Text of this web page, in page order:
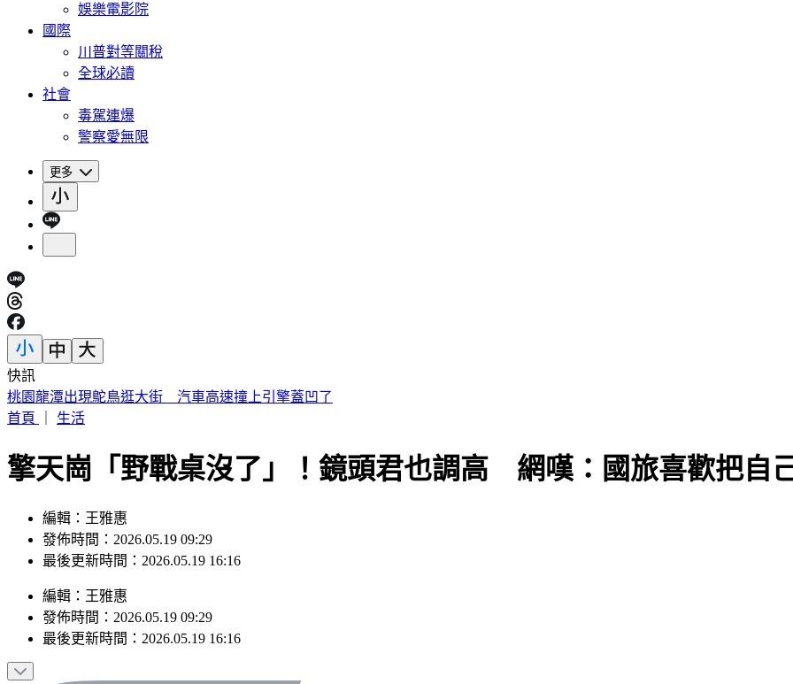
娛樂電影院
國際
川普對等關稅
全球必讀
社會
毒駕連爆
警察愛無限
更多
快訊
呱吉痛批陳沂「就是垃圾」 揭買疫苗時間線打臉
首頁
生活
擎天崗「野戰桌沒了」！鏡頭君也調高 網嘆：國旅喜歡把自
編輯：王雅惠
發佈時間：2026.05.19 09:29
最後更新時間：2026.05.19 16:16
編輯 ： 王雅惠
發佈時間： 2026.05.19 09:29
最後更新時間： 2026.05.19 16:16